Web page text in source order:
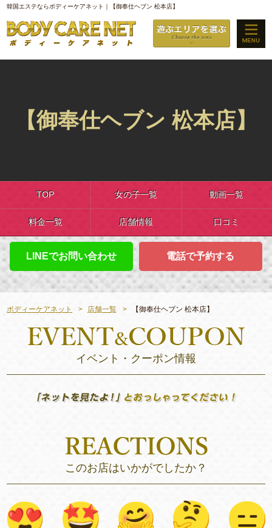
韓国エステならボディーケアネット｜【御奉仕ヘブン 松本店】
【御奉仕ヘブン 松本店】
TOP 女の子一覧 動画一覧
料金一覧 店舗情報 口コミ
LINEでお問い合わせ 電話で予約する
ボディーケアネット 店舗一覧 【御奉仕ヘブン 松本店】
イベント・クーポン情報
このお店はいかがでしたか？